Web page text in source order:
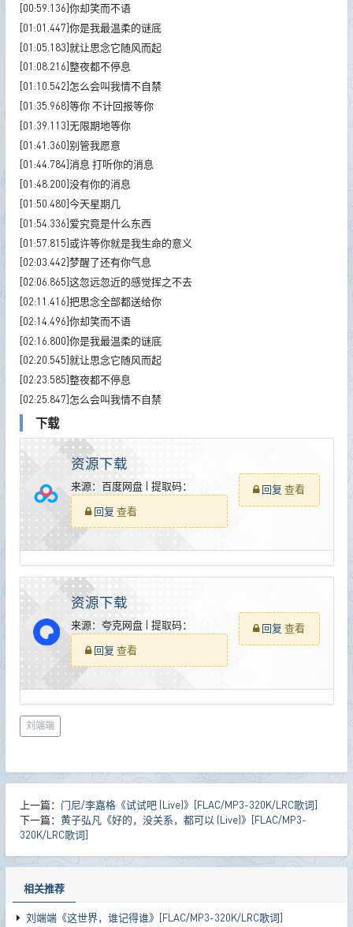
[00:59.136]你却笑而不语
[01:01.447]你是我最温柔的谜底
[01:05.183]就让思念它随风而起
[01:08.216]整夜都不停息
[01:10.542]怎么会叫我情不自禁
[01:35.968]等你 不计回报等你
[01:39.113]无限期地等你
[01:41.360]别管我愿意
[01:44.784]消息 打听你的消息
[01:48.200]没有你的消息
[01:50.480]今天星期几
[01:54.336]爱究竟是什么东西
[01:57.815]或许等你就是我生命的意义
[02:03.442]梦醒了还有你气息
[02:06.865]这忽远忽近的感觉挥之不去
[02:11.416]把思念全部都送给你
[02:14.496]你却笑而不语
[02:16.800]你是我最温柔的谜底
[02:20.545]就让思念它随风而起
[02:23.585]整夜都不停息
[02:25.847]怎么会叫我情不自禁
下载
资源下载
来源：百度网盘 | 提取码：
回复查看
回复查看
资源下载
来源：夸克网盘 | 提取码：
回复查看
回复查看
刘端端
上一篇： 门尼/李嘉格《试试吧 (Live)》[FLAC/MP3-320K/LRC歌词]
下一篇： 黄子弘凡《好的，没关系，都可以 (Live)》[FLAC/MP3-
320K/LRC歌词]
相关推荐
刘端端《这世界，谁记得谁》[FLAC/MP3-320K/LRC歌词]